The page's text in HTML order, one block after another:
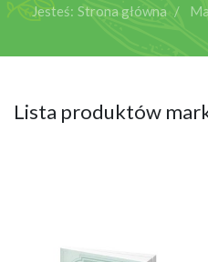
Jesteś: Strona główna
Lista produktów